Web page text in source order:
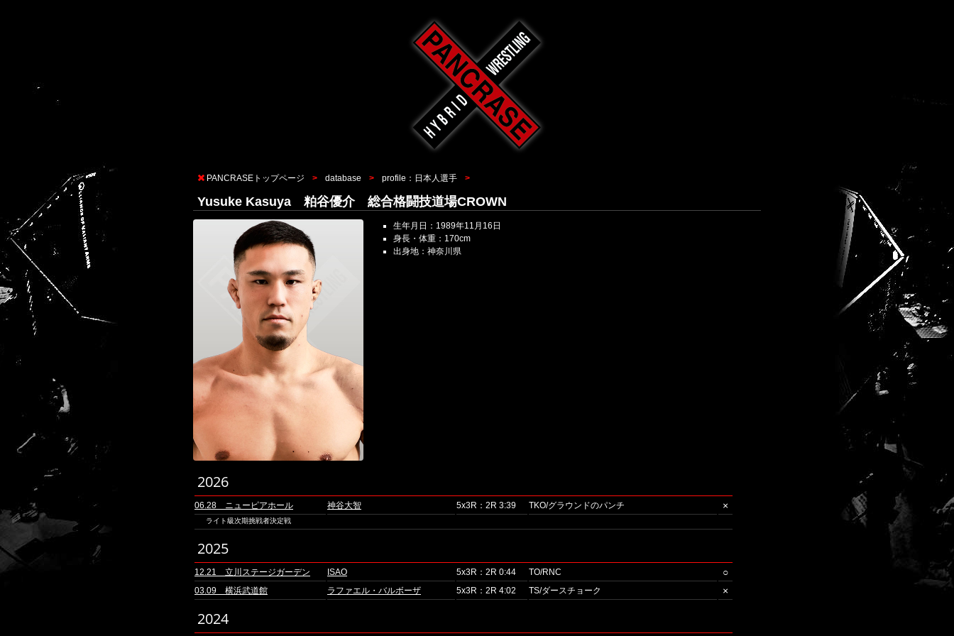
PANCRASEトップページ database profile：日本人選手
Yusuke Kasuya 粕谷優介 総合格闘技道場CROWN
生年月日：1989年11月16日
身長・体重：170cm
出身地：神奈川県
2026
06.28 ニューピアホール 神谷大智 5x3R：2R 3:39 TKO/グラウンドのパンチ ×
ライト級次期挑戦者決定戦
2025
12.21 立川ステージガーデン ISAO 5x3R：2R 0:44 TO/RNC ○
03.09 横浜武道館 ラファエル・バルボーザ 5x3R：2R 4:02 TS/ダースチョーク ×
2024